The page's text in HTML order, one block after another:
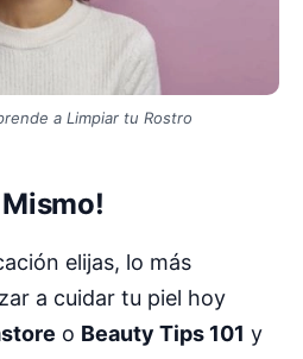
a Limpiar tu Rostro
Mismo!
elijas, lo más
a cuidar tu piel hoy
o Beauty Tips 101 y